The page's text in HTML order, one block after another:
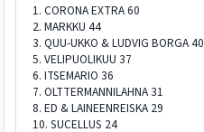
1. CORONA EXTRA 60
2. MARKKU 44
3. QUU-UKKO & LUDVIG BORGA 40
5. VELIPUOLIKUU 37
6. ITSEMARIO 36
7. OLTTERMANNILAHNA 31
8. ED & LAINEENREISKA 29
10. SUCELLUS 24